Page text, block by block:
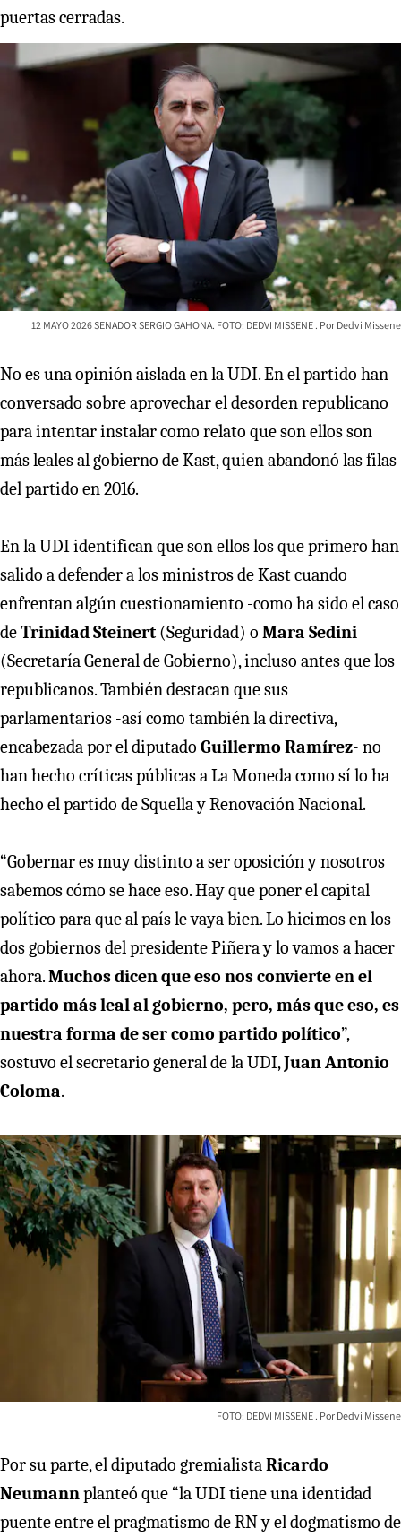
puertas cerradas.
12 MAYO 2026 SENADOR SERGIO GAHONA. FOTO: DEDVI MISSENE Dedvi Missene
No es una opinión aislada en la UDI. En el partido han
conversado sobre aprovechar el desorden republicano
para intentar instalar como relato que son ellos son
más leales al gobierno de Kast, quien abandonó las filas
del partido en 2016.
En la UDI identifican que son ellos los que primero han
salido a defender a los ministros de Kast cuando
enfrentan algún cuestionamiento -como ha sido el caso
deTrinidad Steinert (Seguridad) o Mara Sedini
(Secretaría General de Gobierno), incluso antes que los
republicanos. También destacan que sus
parlamentarios -así como también la directiva,
encabezada por el diputado Guillermo Ramírez- no
han hecho críticas públicas a La Moneda como sí lo ha
hecho el partido de Squella y Renovación Nacional.
“Gobernar es muy distinto a ser oposición y nosotros
sabemos cómo se hace eso. Hay que poner el capital
político para que al país le vaya bien. Lo hicimos en los
dos gobiernos del presidente Piñera y lo vamos a hacer
ahora.Muchos dicen que eso nos convierte en el
partido más leal al gobierno, pero, más que eso, es
nuestra forma de ser como partido político”,
sostuvo el secretario general de la UDI,Juan Antonio
Coloma.
FOTO: DEDVI MISSENE Dedvi Missene
Por su parte, el diputado gremialistaRicardo
Neumannplanteó que “la UDI tiene una identidad
puente entre el pragmatismo de RN y el dogmatismo de